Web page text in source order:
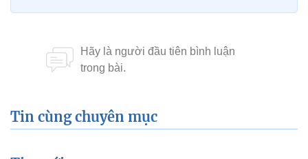
Tin cùng chuyên mục